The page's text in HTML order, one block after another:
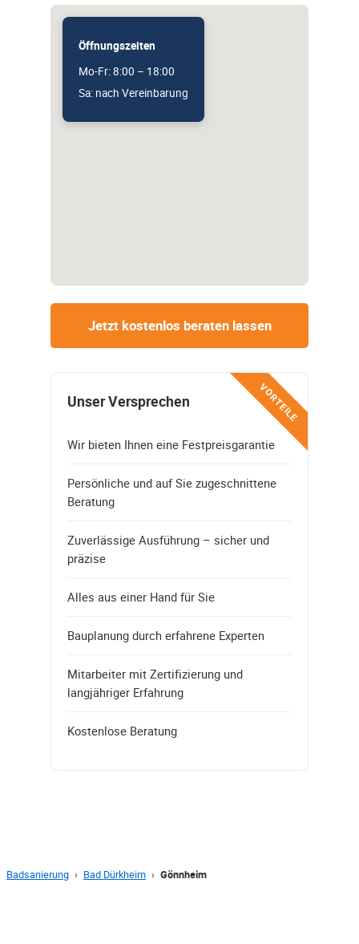
Öffnungszeiten
Mo-Fr: 8:00 – 18:00
Sa: nach Vereinbarung
Jetzt kostenlos beraten lassen
VORTEILE
Unser Versprechen
Wir bieten Ihnen eine Festpreisgarantie
Persönliche und auf Sie zugeschnittene
Beratung
Zuverlässige Ausführung – sicher und
präzise
Alles aus einer Hand für Sie
Bauplanung durch erfahrene Experten
Mitarbeiter mit Zertifizierung und
langjähriger Erfahrung
Kostenlose Beratung
Badsanierung › Bad Dürkheim › Gönnheim